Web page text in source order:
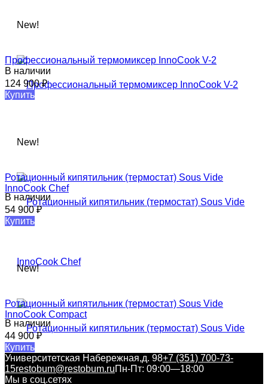
New!
Профессиональный термомиксер InnoCook V-2​
В наличии
124 900₽
Купить
New!
Ротационный кипятильник (термостат) Sous Vide​
InnoCook Chef
В наличии
54 900₽
Купить
New!
Ротационный кипятильник (термостат) Sous Vide​
InnoCook Compact​
В наличии
44 900₽
Купить
Университетская Набережная,д. 98+7 (351) 700-73-
15restobum@restobum.ruПн-Пт: 09:00—18:00
Мы в соц.сетях